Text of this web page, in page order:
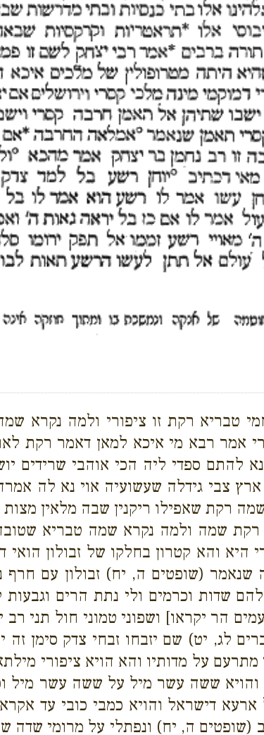
טבריא רקת זו ציפורי ולמה נקרא
אמר רבא מי איכא למאן דאמר רקת
ספדי ליה הכי אוהבי שרידים
צבי גידלה שעשועיה אוי נא לה
רקת שאפילו ריקנין שבה מלאין
שמה ולמה נקרא שמה טבריא שטובה
והא קטרון בחלקו של זבולון הואי
שנאמר (שופטים ה, יח) זבולון עם
שדות וכרמים ולי נתת הרים
הר יקראו] ושפוני טמוני חול תני רב
לג, יט) שם יזבחו זבחי צדק סימן
על מדותיו והא הויא ציפורי
והויא ששה עשר מיל על ששה עשר מיל
דישראל והויא כמבי כובי עד
(שופטים ה, יח) ונפתלי על מרומי שדה